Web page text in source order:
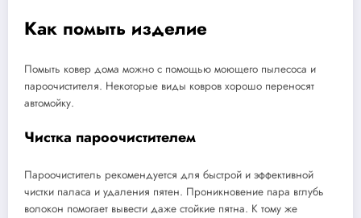
Как помыть изделие
Помыть ковер дома можно с помощью моющего пылесоса и
пароочистителя. Некоторые виды ковров хорошо переносят
автомойку.
Чистка пароочистителем
Пароочиститель рекомендуется для быстрой и эффективной
чистки паласа и удаления пятен. Проникновение пара вглубь
волокон помогает вывести даже стойкие пятна. К тому же